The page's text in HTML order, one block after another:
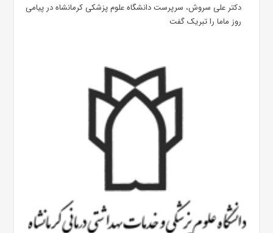
دکتر علی سروش، سرپرست دانشگاه علوم پزشکی کرمانشاه در پیامی
روز ماما را تبریک گفت